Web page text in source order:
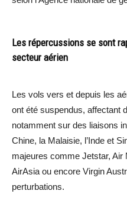
Les répercussions se sont
secteur aérien
Les vols vers et depuis les
ont été suspendus, affectant
notamment sur des liaisons
Chine, la Malaisie, l’Inde et
majeures comme Jetstar, Air
AirAsia ou encore Virgin
perturbations.